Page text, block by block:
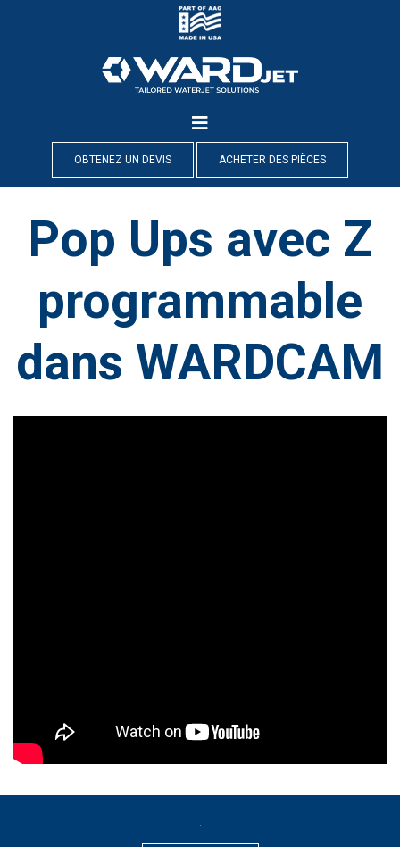
OBTENEZ UN DEVIS ACHETER DES PIÈCES
Pop Ups avec Z
programmable
dans WARDCAM